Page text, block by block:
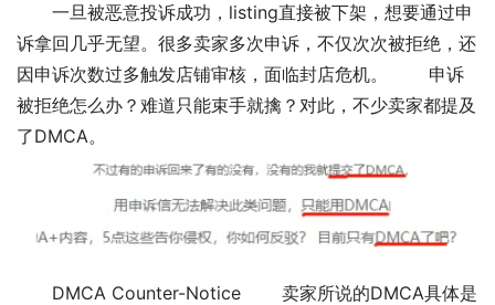
一旦被恶意投诉成功，listing直接被下架，想要通过申
诉拿回几乎无望。很多卖家多次申诉，不仅次次被拒绝，还
因申诉次数过多触发店铺审核，面临封店危机。 申诉
被拒绝怎么办？难道只能束手就擒？对此，不少卖家都提及
了DMCA。
DMCA Counter-Notice 卖家所说的DMCA具体是